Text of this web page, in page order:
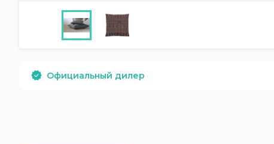
Официальный дилер